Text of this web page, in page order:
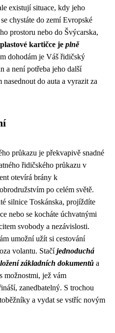
existují situace, kdy jeho
chystáte do zemí Evropské
prostoru nebo do Švýcarska,
kartičce je plně
dohodám je Váš řidičský
a není potřeba jeho další
do auta a vyrazit za
průkazu je překvapivě snadné
řidičského průkazu v
otevírá brány k
po celém světě.
silnice Toskánska, projíždíte
nebo se kocháte úchvatnými
svobody a nezávislosti.
umožní užít si cestování
volantu. Stačíjednoduchá
základních dokumentů a
možnostmi, jež vám
zanedbatelný. S trochou
a vydat se vstříc novým